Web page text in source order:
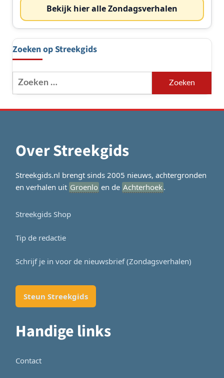
Bekijk hier alle Zondagsverhalen
Zoeken op Streekgids
Zoeken
naar:
Over Streekgids
Streekgids.nl brengt sinds 2005 nieuws, achtergronden
en verhalen uit Groenlo en de Achterhoek.
Streekgids Shop
Tip de redactie
Schrijf je in voor de nieuwsbrief (Zondagsverhalen)
Steun Streekgids
Handige links
Contact